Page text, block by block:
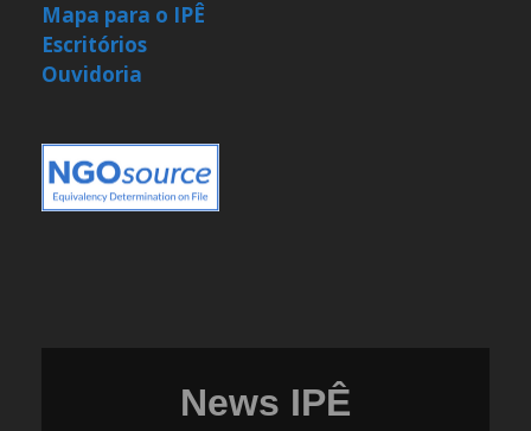
Mapa para o IPÊ
Escritórios
Ouvidoria
News IPÊ